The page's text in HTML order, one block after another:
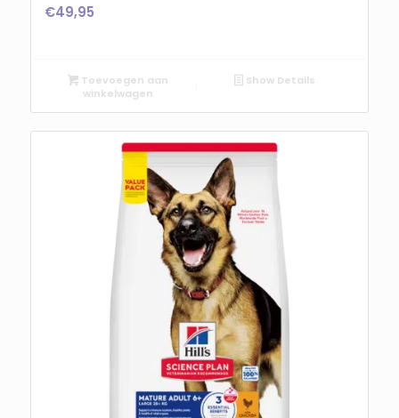
€49,95
Toevoegen aan
winkelwagen
Show Details